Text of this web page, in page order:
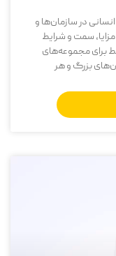
در سازمان‌ها و
سمت و شرایط
برای مجموعه‌های
بزرگ و هر